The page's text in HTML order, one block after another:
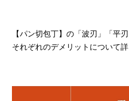
【パン切包丁】の「波刃」「平
それぞれのデメリットについて詳